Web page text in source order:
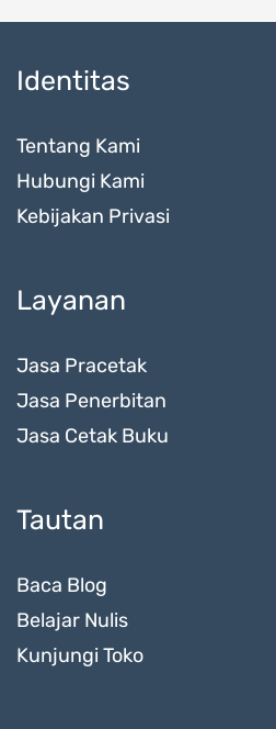
Identitas
Tentang Kami
Hubungi Kami
Kebijakan Privasi
Layanan
Jasa Pracetak
Jasa Penerbitan
Jasa Cetak Buku
Tautan
Baca Blog
Belajar Nulis
Kunjungi Toko